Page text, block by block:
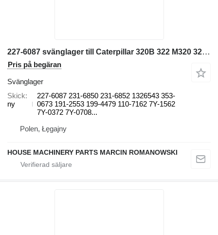
227-6087 svänglager till Caterpillar 320B 322 M320 322 322B320C 320D 320E 320L325DL 325DL 325DL 325C grävmaskin
Pris på begäran
Svänglager
Skick
ny
227-6087 231-6850 231-6852 1326543 353-
0673 191-2553 199-4479 110-7162 7Y-1562
7Y-0372 7Y-0708...
Polen, Łęgajny
HOUSE MACHINERY PARTS MARCIN ROMANOWSKI